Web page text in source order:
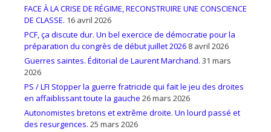
FACE À LA CRISE DE RÉGIME, RECONSTRUIRE UNE CONSCIENCE
DE CLASSE. 16 avril 2026
PCF, ça discute dur. Un bel exercice de démocratie pour la
préparation du congrès de début juillet 2026 8 avril 2026
Guerres saintes. Éditorial de Laurent Marchand. 31 mars
2026
PS / LFI Stopper la guerre fratricide qui fait le jeu des droites
en affaiblissant toute la gauche 26 mars 2026
Autonomistes bretons et extrême droite. Un lourd passé et
des resurgences. 25 mars 2026